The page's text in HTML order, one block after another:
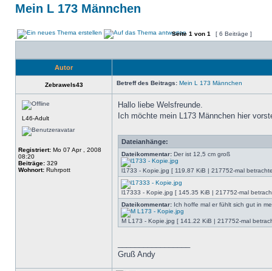
Mein L 173 Männchen
Seite 1 von 1 [ 6 Beiträge ]
Autor
Zebrawels43 Betreff des Beitrags: Mein L 173 Männchen
L46-Adult
Registriert: Mo 07 Apr , 2008
08:20
Beiträge: 329
Wohnort: Ruhrpott
Hallo liebe Welsfreunde.
Ich möchte mein L173 Männchen hier
Dateianhänge:
Dateikommentar: Der ist 12,5 cm groß
l1733 - Kopie.jpg [ 119.87 KiB | 217752-mal
l17333 - Kopie.jpg [ 145.35 KiB | 217752-mal
Dateikommentar: Ich hoffe mal er fühlt sich gut in
M L173 - Kopie.jpg [ 141.22 KiB | 217752-mal
Gruß Andy